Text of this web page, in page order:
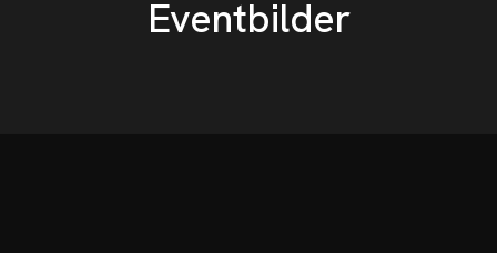
Eventbilder